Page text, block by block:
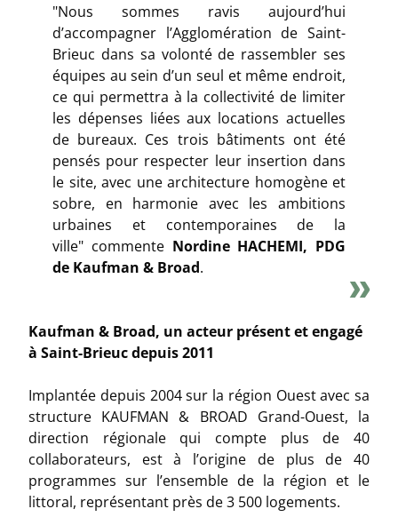
"Nous sommes ravis aujourd’hui
d’accompagner l’Agglomération de Saint-
Brieuc dans sa volonté de rassembler ses
équipes au sein d’un seul et même endroit,
ce qui permettra à la collectivité de limiter
les dépenses liées aux locations actuelles
de bureaux. Ces trois bâtiments ont été
pensés pour respecter leur insertion dans
le site, avec une architecture homogène et
sobre, en harmonie avec les ambitions
urbaines et contemporaines de la
ville" commente Nordine HACHEMI, PDG
de Kaufman & Broad.
Kaufman & Broad, un acteur présent et engagé
à Saint-Brieuc depuis 2011
Implantée depuis 2004 sur la région Ouest avec sa
structure KAUFMAN & BROAD Grand-Ouest, la
direction régionale qui compte plus de 40
collaborateurs, est à l’origine de plus de 40
programmes sur l’ensemble de la région et le
littoral, représentant près de 3 500 logements.